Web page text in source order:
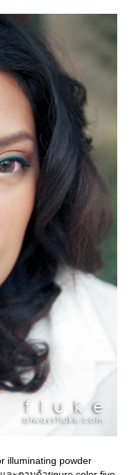
illuminating powder